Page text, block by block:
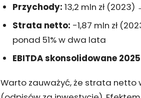
Przychody: 13,2 mln zł (2023)
Strata netto: -1,87 mln zł
ponad 51% w dwa lata
EBITDA skonsolidowane
Warto zauważyć, że strata netto